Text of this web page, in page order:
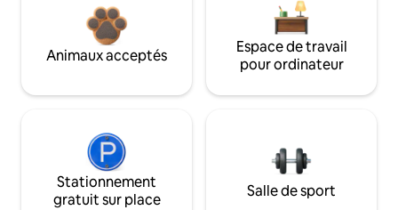
Animaux acceptés
Espace de travail
pour ordinateur
Stationnement
gratuit sur place
Salle de sport